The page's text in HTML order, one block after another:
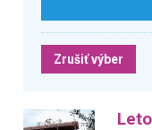
Zrušiť výber